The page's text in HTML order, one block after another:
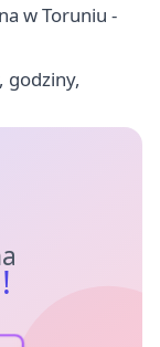
w Toruniu -
godziny,